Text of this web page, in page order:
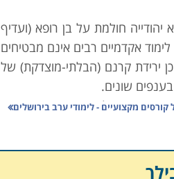
חולמת על בן רופא (ועדיף
אקדמיים רבים אינם מבטיחים
ירידת קרנם (הבלתי-מוצדקת) של
שונים.
פרסמו טבלה זו אשר מנתחת את
מורים על-תיכוניים, ואפילו
קורסים מקצועיים - לימודי ערב בירושלים